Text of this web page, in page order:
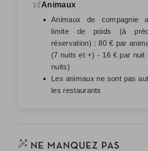
Animaux
Animaux de compagnie
limite de poids (à
réservation) : 80 € par
(7 nuits et +) - 16 € par nuit
nuits)
Les animaux ne sont pas
les restaurants
NE MANQUEZ PAS